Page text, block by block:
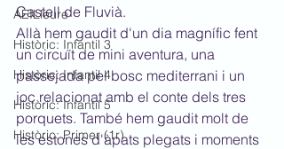
AEILleure
Històric: Infantil 3
Històric: Infantil 4
Històric: Infantil 5
Històric: Primer (1r)
Castell de Fluvià.
Allà hem gaudit d'un dia magnífic fent
un circuït de mini aventura, una
passejada pel bosc mediterrani i un
joc relacionat amb el conte dels tres
porquets. També hem gaudit molt de
les estones d'àpats plegats i moments